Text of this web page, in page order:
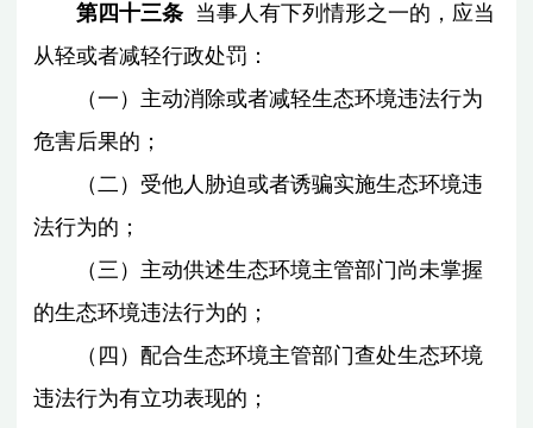
第四十三条 当事人有下列情形之一的，应当
从轻或者减轻行政处罚：
（一）主动消除或者减轻生态环境违法行为
危害后果的；
（二）受他人胁迫或者诱骗实施生态环境违
法行为的；
（三）主动供述生态环境主管部门尚未掌握
的生态环境违法行为的；
（四）配合生态环境主管部门查处生态环境
违法行为有立功表现的；